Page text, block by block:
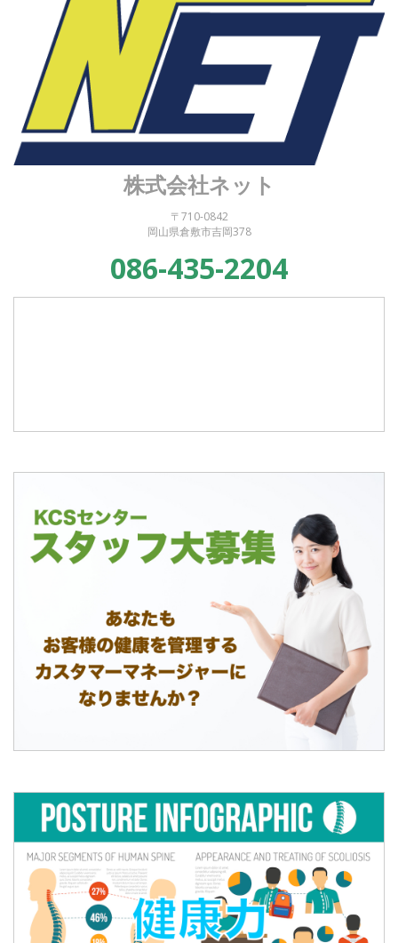
株式会社ネット
〒710-0842
岡山県倉敷市吉岡378
086-435-2204